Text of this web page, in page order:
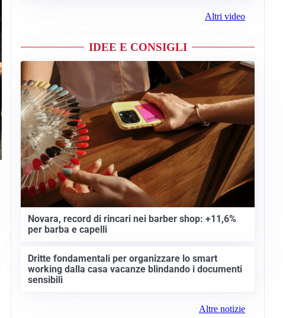
Altri video
IDEE E CONSIGLI
Novara, record di rincari nei barber shop: +11,6%
per barba e capelli
Dritte fondamentali per organizzare lo smart
working dalla casa vacanze blindando i documenti
sensibili
Altre notizie